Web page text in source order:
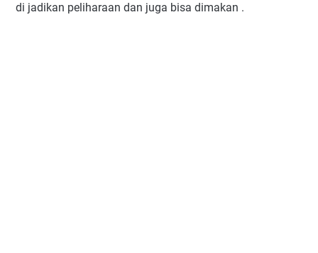
di jadikan peliharaan dan juga bisa dimakan .